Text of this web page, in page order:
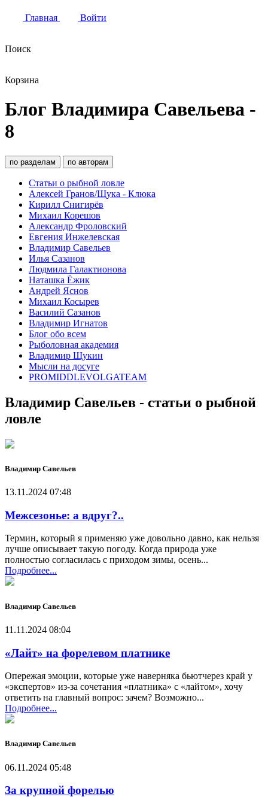
Главная Войти
Поиск
Корзина
Блог Владимира Савельева -
8
по разделам по авторам
Статьи о рыбной ловле
Алексей Гранов/Щука - Клюка
Кирилл Снигирёв
Михаил Корешов
Александр Фроловский
Евгения Инжелевская
Владимир Савельев
Илья Сазанов
Людмила Галактионова
Наташка Ёжик
Андрей Яснов
Михаил Косырев
Василий Сазанов
Владимир Игнатов
Блог обо всем
Рыболовная академия
Владимир Щукин
Мысли на досуге
PROMIDDLEVOLGATEAM
Владимир Савельев - статьи о рыбной
ловле
Владимир Савельев
13.11.2024 07:48
Межсезонье: а вдруг?..
Термин, который я применяю уже довольно давно, как нельзя
лучше описывает такую погоду. Когда природа уже
полностью согласилась с приходом зимы, осень...
Подробнее...
Владимир Савельев
11.11.2024 08:04
«Лайт» на форелевом платнике
Опережая эмоции, которые уже наверняка бьютчерез край у
«экспертов» из-за сочетания «платника» с «лайтом», хочу
ответить на главный вопрос: зачем? Возможно...
Подробнее...
Владимир Савельев
06.11.2024 05:48
За крупной форелью